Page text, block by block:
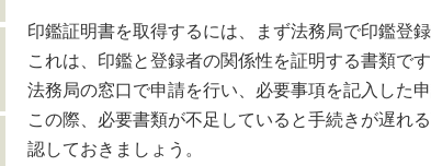
印鑑証明書を取得するには、まず法務局で印鑑登
これは、印鑑と登録者の関係性を証明する書類です
法務局の窓口で申請を行い、必要事項を記入した
この際、必要書類が不足していると手続きが遅れ
認しておきましょう。